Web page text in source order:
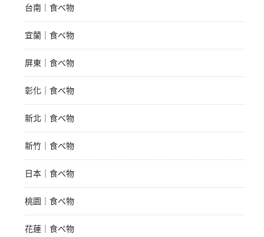
台南｜食べ物
宜蘭｜食べ物
屏東｜食べ物
彰化｜食べ物
新北｜食べ物
新竹｜食べ物
日本｜食べ物
桃園｜食べ物
花蓮｜食べ物